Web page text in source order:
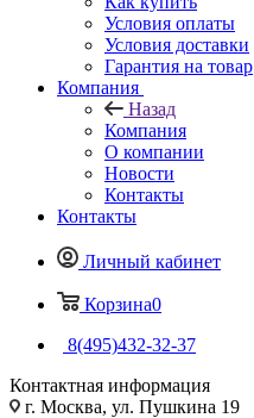
Условия оплаты
Условия доставки
Гарантия на товар
Компания
Назад
Компания
О компании
Новости
Контакты
Контакты
Личный кабинет
Корзина0
8(495)432-32-37
Контактная информация
г. Москва, ул. Пушкина 19